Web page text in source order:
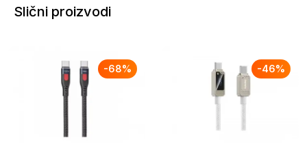
Slični proizvodi
-68% -46%